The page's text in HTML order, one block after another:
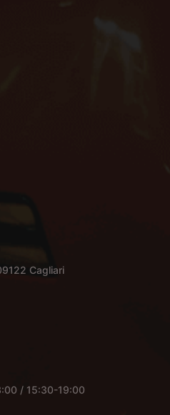
Cagliari
/ 15:30-19:00